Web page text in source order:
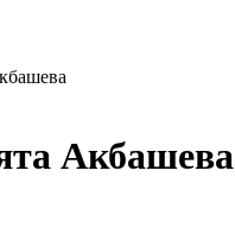
Акбашева